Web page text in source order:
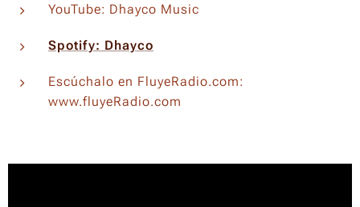
YouTube: Dhayco Music
Spotify: Dhayco
Escúchalo en FluyeRadio.com:
www.fluyeRadio.com